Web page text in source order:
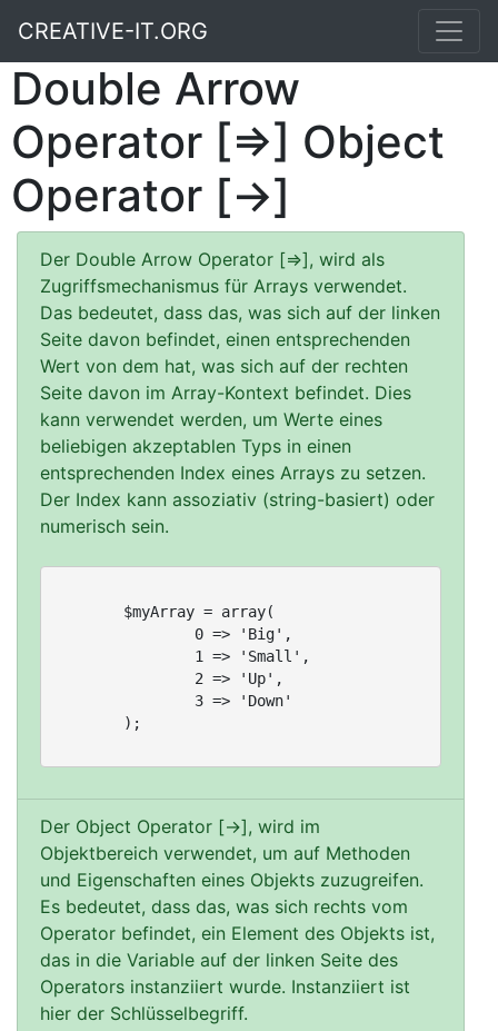
CREATIVE-IT.ORG
Double Arrow
Operator [=>] Object
Operator [->]
Der Double Arrow Operator [=>], wird als
Zugriffsmechanismus für Arrays verwendet.
Das bedeutet, dass das, was sich auf der linken
Seite davon befindet, einen entsprechenden
Wert von dem hat, was sich auf der rechten
Seite davon im Array-Kontext befindet. Dies
kann verwendet werden, um Werte eines
beliebigen akzeptablen Typs in einen
entsprechenden Index eines Arrays zu setzen.
Der Index kann assoziativ (string-basiert) oder
numerisch sein.
Der Object Operator [->], wird im
Objektbereich verwendet, um auf Methoden
und Eigenschaften eines Objekts zuzugreifen.
Es bedeutet, dass das, was sich rechts vom
Operator befindet, ein Element des Objekts ist,
das in die Variable auf der linken Seite des
Operators instanziiert wurde. Instanziiert ist
hier der Schlüsselbegriff.